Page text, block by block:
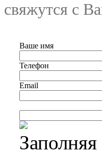
свяжутся с
Ваше имя
Телефон
Email